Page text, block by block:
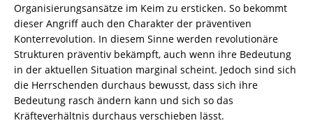
Organisierungsansätze im Keim zu ersticken. So bekommt
dieser Angriff auch den Charakter der präventiven
Konterrevolution. In diesem Sinne werden revolutionäre
Strukturen präventiv bekämpft, auch wenn ihre Bedeutung
in der aktuellen Situation marginal scheint. Jedoch sind sich
die Herrschenden durchaus bewusst, dass sich ihre
Bedeutung rasch ändern kann und sich so das
Kräfteverhältnis durchaus verschieben lässt.